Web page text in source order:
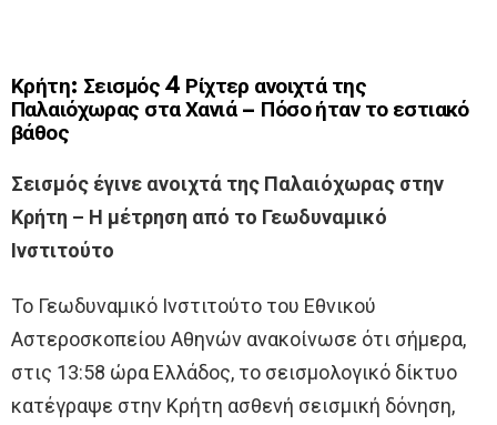
Κρήτη: Σεισμός 4 Ρίχτερ ανοιχτά της
Παλαιόχωρας στα Χανιά – Πόσο ήταν το εστιακό
βάθος
Σεισμός έγινε ανοιχτά της Παλαιόχωρας στην
Κρήτη – Η μέτρηση από το Γεωδυναμικό
Ινστιτούτο
Το Γεωδυναμικό Ινστιτούτο του Εθνικού
Αστεροσκοπείου Αθηνών ανακοίνωσε ότι σήμερα,
στις 13:58 ώρα Ελλάδος, το σεισμολογικό δίκτυο
κατέγραψε στην Κρήτη ασθενή σεισμική δόνηση,